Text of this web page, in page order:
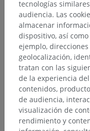
subyacentes
anatómica
Neuroanatomía
Traducciones
tecnologías
audiencia. Las
almacenar
dispositivo, así
ejemplo, direcciones
geolocalización,
tratan con las
de la experiencia
contenidos,
de audiencia,
visualización de
rendimiento y